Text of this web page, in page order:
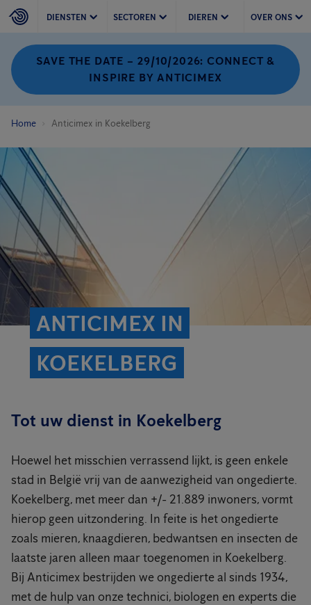
DIENSTEN SECTOREN DIEREN OVER ONS
SAVE THE DATE – 29/10/2026: CONNECT &
INSPIRE BY ANTICIMEX
Home Anticimex in Koekelberg
ANTICIMEX IN
KOEKELBERG
Tot uw dienst in Koekelberg
Hoewel het misschien verrassend lijkt, is geen enkele
stad in België vrij van de aanwezigheid van ongedierte.
Koekelberg, met meer dan +/- 21.889 inwoners, vormt
hierop geen uitzondering. In feite is het ongedierte
zoals mieren, knaagdieren, bedwantsen en insecten de
laatste jaren alleen maar toegenomen in Koekelberg.
Bij Anticimex bestrijden we ongedierte al sinds 1934,
met de hulp van onze technici, biologen en experts die